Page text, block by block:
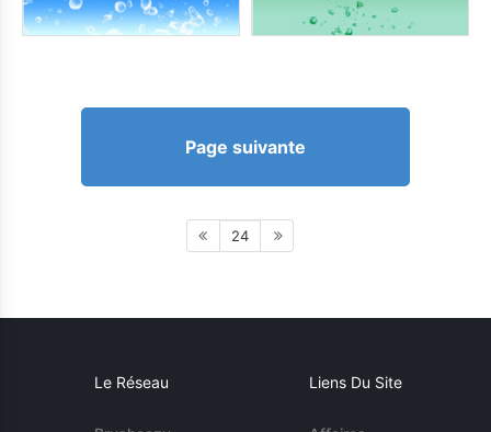
Page suivante
24
Le Réseau Liens Du Site